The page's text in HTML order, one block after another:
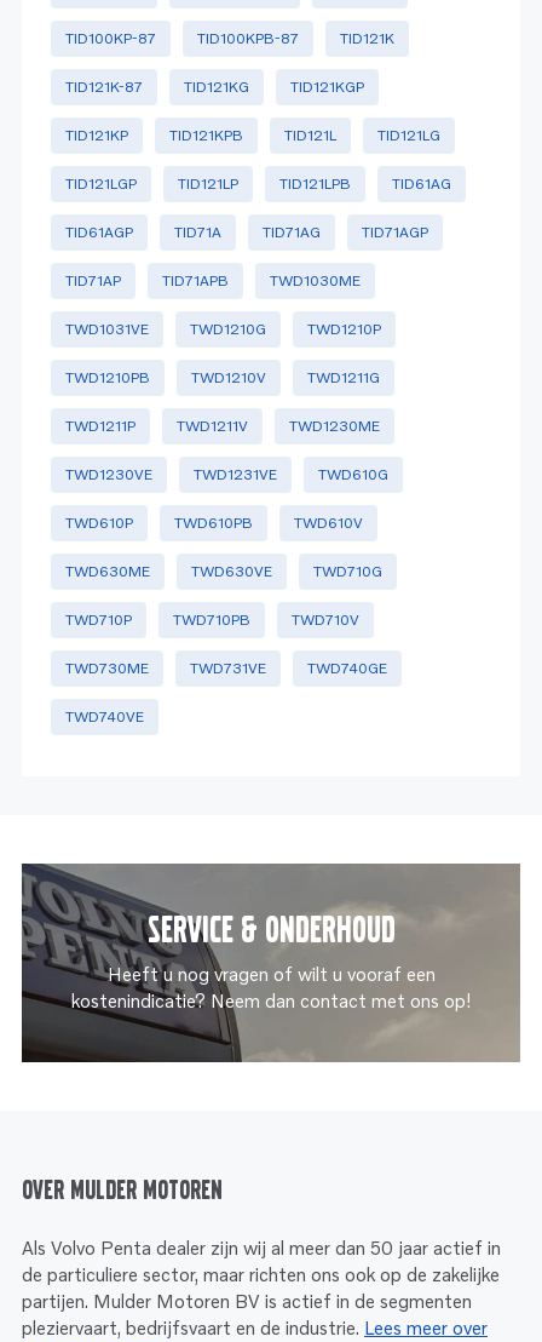
TID100KP-87 TID100KPB-87 TID121K
TID121K-87 TID121KG TID121KGP
TID121KP TID121KPB TID121L TID121LG
TID121LGP TID121LP TID121LPB TID61AG
TID61AGP TID71A TID71AG TID71AGP
TID71AP TID71APB TWD1030ME
TWD1031VE TWD1210G TWD1210P
TWD1210PB TWD1210V TWD1211G
TWD1211P TWD1211V TWD1230ME
TWD1230VE TWD1231VE TWD610G
TWD610P TWD610PB TWD610V
TWD630ME TWD630VE TWD710G
TWD710P TWD710PB TWD710V
TWD730ME TWD731VE TWD740GE
TWD740VE
Service & onderhoud
Heeft u nog vragen of wilt u vooraf een
kostenindicatie? Neem dan contact met ons op!
Over Mulder Motoren
Als Volvo Penta dealer zijn wij al meer dan 50 jaar actief in
de particuliere sector, maar richten ons ook op de zakelijke
partijen. Mulder Motoren BV is actief in de segmenten
pleziervaart, bedrijfsvaart en de industrie. Lees meer over